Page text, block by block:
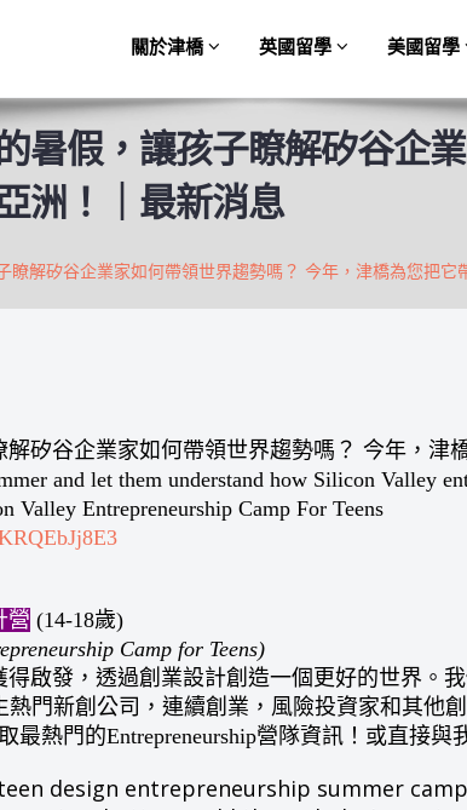
關於津橋 英國留學 美國留學
暑假，讓孩子瞭解矽谷企
洲！｜最新消息
解矽谷企業家如何帶領世界趨勢嗎？ 今年，津橋為您把它
矽谷企業家如何帶領世界趨勢嗎？ 今年，津
and let them understand how Silicon Valley
Valley Entrepreneurship Camp For Teens
營 (14-18歲)
Camp for Teens)
啟發，透過創業設計創造一個更好的世界。
熱門新創公司，連續創業，風險投資家和其他
最熱門的Entrepreneurship營隊資訊！或直接與
design entrepreneurship summer